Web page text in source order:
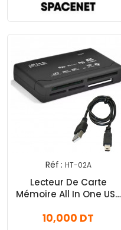
Réf : HT-02A
Lecteur De Carte
Mémoire All In One USB
10,000 DT